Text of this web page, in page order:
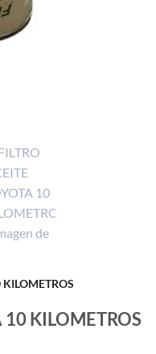
KILOMETROS
10 KILOMETROS